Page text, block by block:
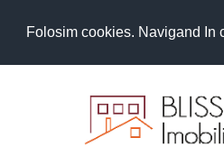
Folosim cookies. Navigand In